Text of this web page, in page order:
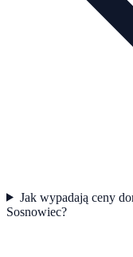
Jak wypadają ceny
Sosnowiec?